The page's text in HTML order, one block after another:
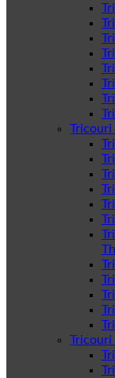
Tricouri
Tricouri